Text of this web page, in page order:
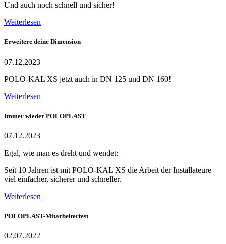
Und auch noch schnell und sicher!
Weiterlesen
Erweitere deine Dimension
07.12.2023
POLO-KAL XS jetzt auch in DN 125 und DN 160!
Weiterlesen
Immer wieder POLOPLAST
07.12.2023
Egal, wie man es dreht und wendet:
Seit 10 Jahren ist mit POLO-KAL XS die Arbeit der Installateure
viel einfacher, sicherer und schneller.
Weiterlesen
POLOPLAST-Mitarbeiterfest
02.07.2022